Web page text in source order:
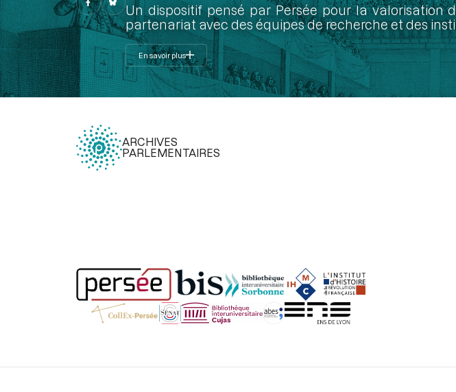
Un dispositif pensé par Persée pour la valorisation
partenariat avec des équipes de recherche et des
En savoir plus
ARCHIVES
PARLEMENTAIRES
Légal